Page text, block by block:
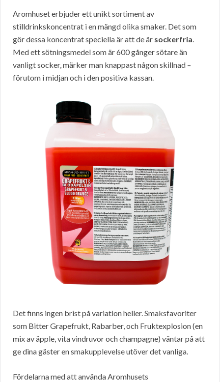
Aromhuset erbjuder ett unikt sortiment av
stilldrinkskoncentrat i en mängd olika smaker. Det som
gör dessa koncentrat speciella är att de är sockerfria.
Med ett sötningsmedel som är 600 gånger sötare än
vanligt socker, märker man knappast någon skillnad –
förutom i midjan och i den positiva kassan.
Det finns ingen brist på variation heller. Smaksfavoriter
som Bitter Grapefrukt, Rabarber, och Fruktexplosion (en
mix av äpple, vita vindruvor och champagne) väntar på att
ge dina gäster en smakupplevelse utöver det vanliga.
Fördelarna med att använda Aromhusets